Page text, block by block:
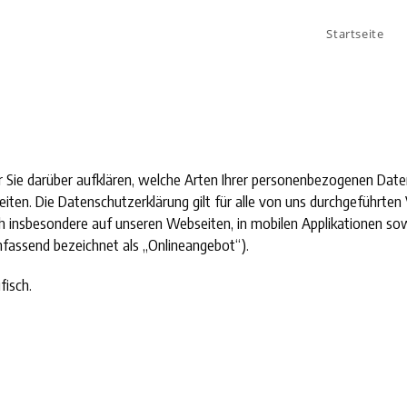
Startseite
darüber aufklären, welche Arten Ihrer personenbezogenen
Die Datenschutzerklärung gilt für alle von uns
insbesondere auf unseren Webseiten, in mobilen Applikationen
bezeichnet als „Onlineangebot“).